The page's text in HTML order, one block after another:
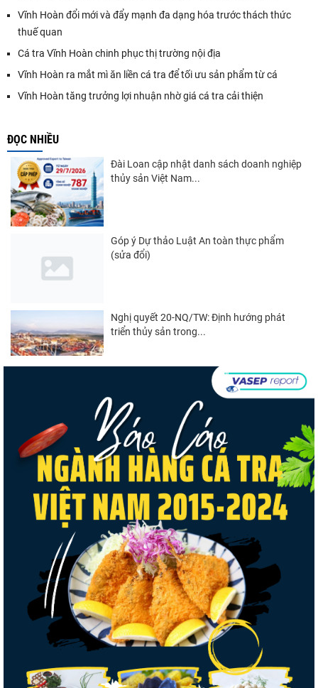
Vĩnh Hoàn đổi mới và đẩy mạnh đa dạng hóa trước thách thức
thuế quan
Cá tra Vĩnh Hoàn chinh phục thị trường nội địa
Vĩnh Hoàn ra mắt mì ăn liền cá tra để tối ưu sản phẩm từ cá
Vĩnh Hoàn tăng trưởng lợi nhuận nhờ giá cá tra cải thiện
ĐỌC NHIỀU
Đài Loan cập nhật danh sách doanh nghiệp
thủy sản Việt Nam...
Góp ý Dự thảo Luật An toàn thực phẩm
(sửa đổi)
Nghị quyết 20-NQ/TW: Định hướng phát
triển thủy sản trong...
Thuế Mục 301 và bài toán thích ứng của
tôm Việt tại thị...
Góp ý dự thảo Thông tư quy định việc cập
nhật, truy cập,...
Xuất khẩu cá tra sang CPTPP: Mở rộng cơ
hội cho hàng giá trị...
Xuất khẩu cá ngừ Việt Nam sang Canada
tăng nhẹ, áp lực mới...